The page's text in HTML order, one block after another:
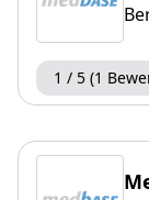
1 / 5 (1